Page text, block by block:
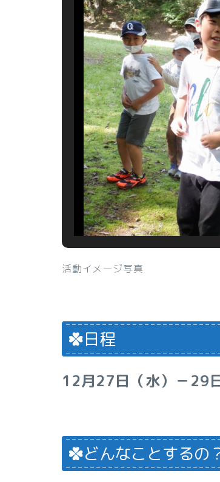
活動イメージ写真
日程
12月27日（水）－29
どんなことするの